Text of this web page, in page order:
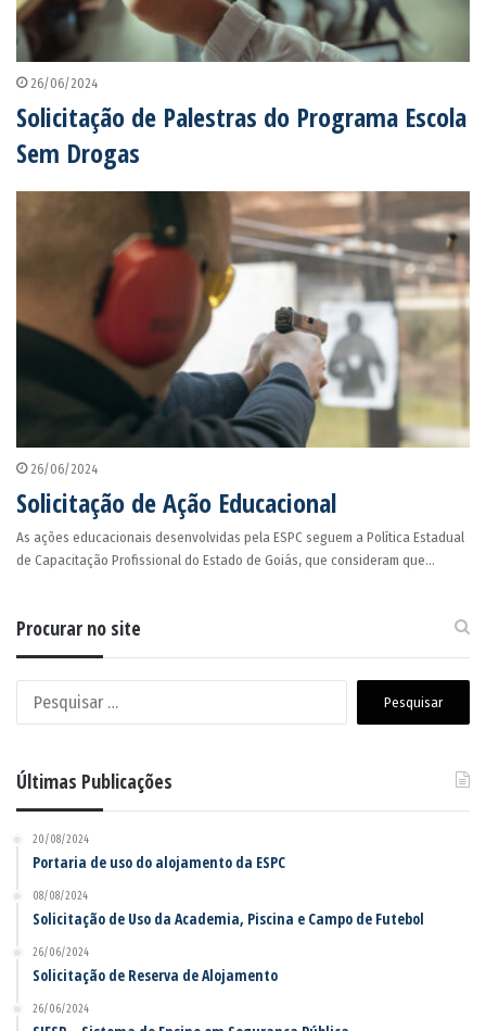
26/06/2024
Solicitação de Palestras do Programa Escola
Sem Drogas
26/06/2024
Solicitação de Ação Educacional
As ações educacionais desenvolvidas pela ESPC seguem a Política Estadual
de Capacitação Profissional do Estado de Goiás, que consideram que…
Procurar no site
Últimas Publicações
20/08/2024
Portaria de uso do alojamento da ESPC
08/08/2024
Solicitação de Uso da Academia, Piscina e Campo de Futebol
26/06/2024
Solicitação de Reserva de Alojamento
26/06/2024